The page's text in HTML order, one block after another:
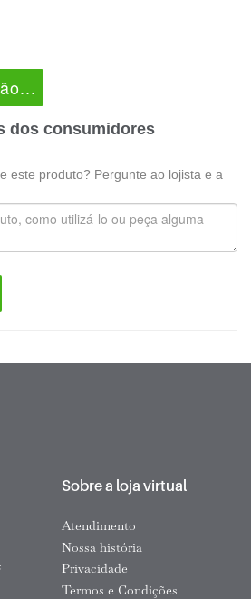
dos consumidores
este produto? Pergunte ao lojista e a
Sobre a loja virtual
Atendimento
Nossa história
Privacidade
Termos e Condições